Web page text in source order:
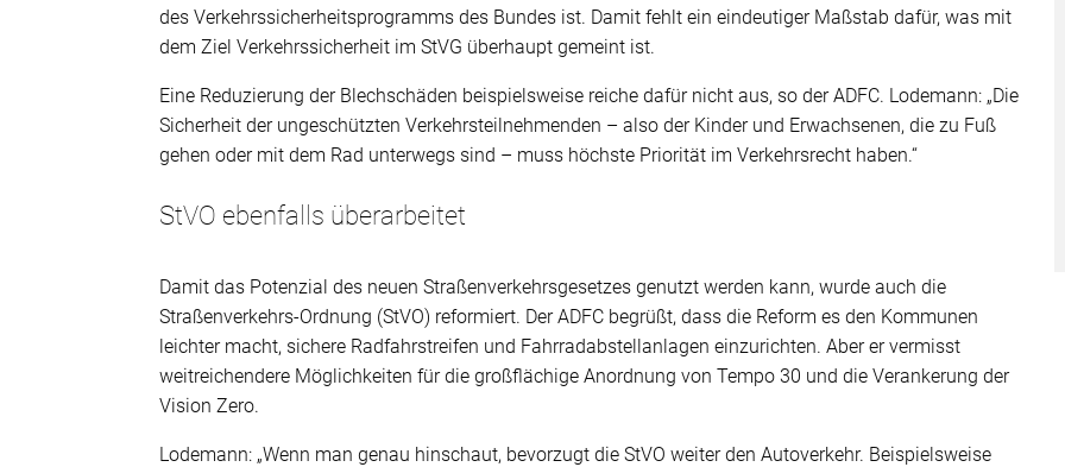
des Verkehrssicherheitsprogramms des Bundes ist. Damit fehlt ein eindeutiger Maßstab dafür, was mit
dem Ziel Verkehrssicherheit im StVG überhaupt gemeint ist.
Eine Reduzierung der Blechschäden beispielsweise reiche dafür nicht aus, so der ADFC. Lodemann: „Die
Sicherheit der ungeschützten Verkehrsteilnehmenden – also der Kinder und Erwachsenen, die zu Fuß
gehen oder mit dem Rad unterwegs sind – muss höchste Priorität im Verkehrsrecht haben.“
StVO ebenfalls überarbeitet
Damit das Potenzial des neuen Straßenverkehrsgesetzes genutzt werden kann, wurde auch die
Straßenverkehrs-Ordnung (StVO) reformiert. Der ADFC begrüßt, dass die Reform es den Kommunen
leichter macht, sichere Radfahrstreifen und Fahrradabstellanlagen einzurichten. Aber er vermisst
weitreichendere Möglichkeiten für die großflächige Anordnung von Tempo 30 und die Verankerung der
Vision Zero.
Lodemann: „Wenn man genau hinschaut, bevorzugt die StVO weiter den Autoverkehr. Beispielsweise